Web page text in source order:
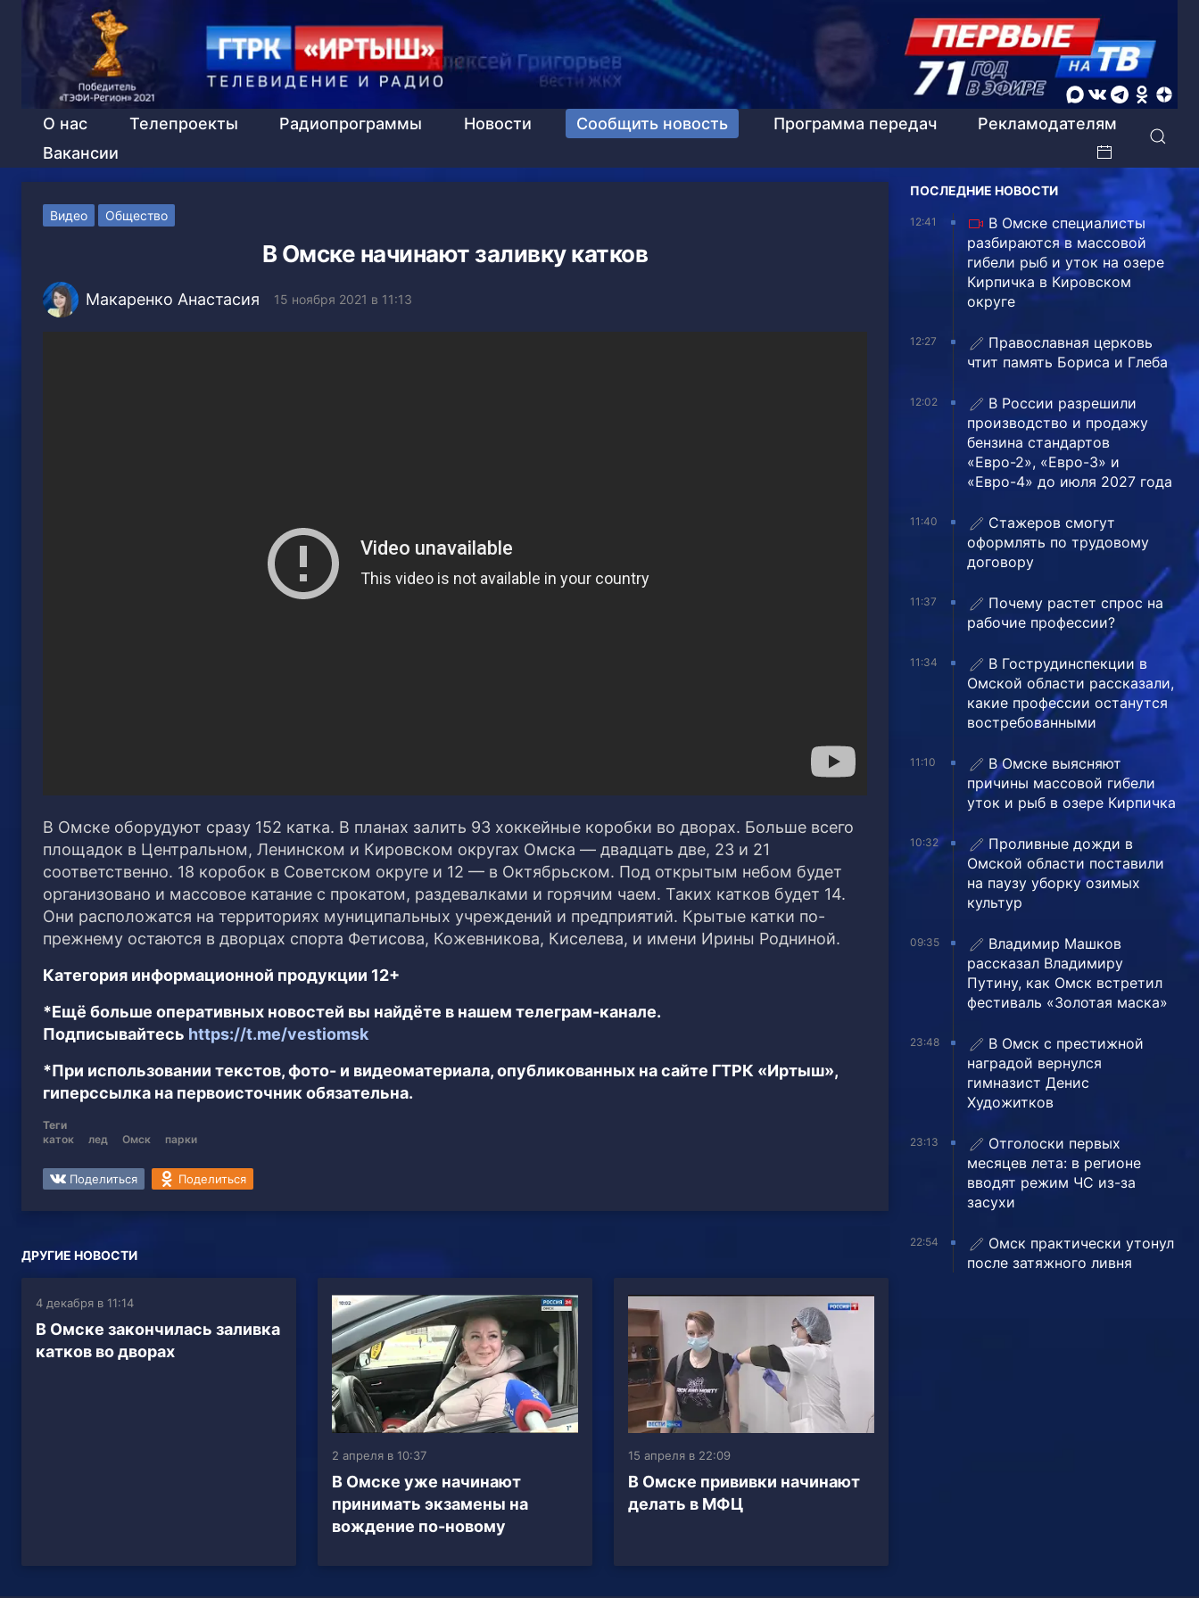
О нас Телепроекты Радиопрограммы Новости Сообщить новость Программа передач
Рекламодателям
Вакансии
Видео Общество
В Омске начинают заливку катков
Макаренко Анастасия 15 ноября 2021 в 11:13
В Омске оборудуют сразу 152 катка. В планах залить 93 хоккейные коробки во дворах. Больше всего
площадок в Центральном, Ленинском и Кировском округах Омска — двадцать две, 23 и 21
соответственно. 18 коробок в Советском округе и 12 — в Октябрьском. Под открытым небом будет
организовано и массовое катание с прокатом, раздевалками и горячим чаем. Таких катков будет 14.
Они расположатся на территориях муниципальных учреждений и предприятий. Крытые катки по-
прежнему остаются в дворцах спорта Фетисова, Кожевникова, Киселева, и имени Ирины Родниной.
Категория информационной продукции 12+
*Ещё больше оперативных новостей вы найдёте в нашем телеграм-канале.
Подписывайтесь https://t.me/vestiomsk
*При использовании текстов, фото- и видеоматериала, опубликованных на сайте ГТРК «Иртыш»,
гиперссылка на первоисточник обязательна.
Теги
каток
лед Омск парки
Поделиться Поделиться
ДРУГИЕ НОВОСТИ
4 декабря в 11:14
В Омске закончилась заливка
катков во дворах
2 апреля в 10:37
В Омске уже начинают
принимать экзамены на
вождение по-новому
15 апреля в 22:09
В Омске прививки начинают
делать в МФЦ
ПОСЛЕДНИЕ НОВОСТИ
12:41
В Омске специалисты
разбираются в массовой
гибели рыб и уток на озере
Кирпичка в Кировском
округе
12:27
Православная церковь
чтит память Бориса и Глеба
12:02
В России разрешили
производство и продажу
бензина стандартов
«Евро-2», «Евро-3» и
«Евро-4» до июля 2027 года
11:40
Стажеров смогут
оформлять по трудовому
договору
11:37
Почему растет спрос на
рабочие профессии?
11:34
В Гострудинспекции в
Омской области рассказали,
какие профессии останутся
востребованными
11:10
В Омске выясняют
причины массовой гибели
уток и рыб в озере Кирпичка
10:32
Проливные дожди в
Омской области поставили
на паузу уборку озимых
культур
09:35
Владимир Машков
рассказал Владимиру
Путину, как Омск встретил
фестиваль «Золотая маска»
23:48
В Омск с престижной
наградой вернулся
гимназист Денис
Художитков
23:13
Отголоски первых
месяцев лета: в регионе
вводят режим ЧС из-за
засухи
22:54
Омск практически утонул
после затяжного ливня